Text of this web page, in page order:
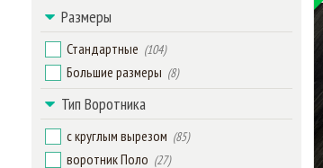
Размеры
Стандартные (104)
Большие размеры (8)
Тип Воротника
c круглым вырезом (85)
воротник Поло (27)